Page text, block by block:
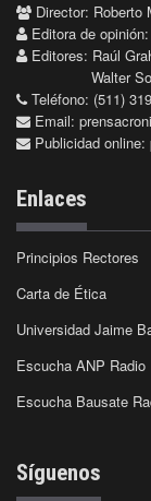
Director: Roberto
Editora de
Editores: Raúl
Walter
Teléfono: (511)
Email:
Publicidad online:
Enlaces
Principios Rectores
Carta de Ética
Universidad Jaime
Escucha ANP Radio
Escucha Bausate
Síguenos